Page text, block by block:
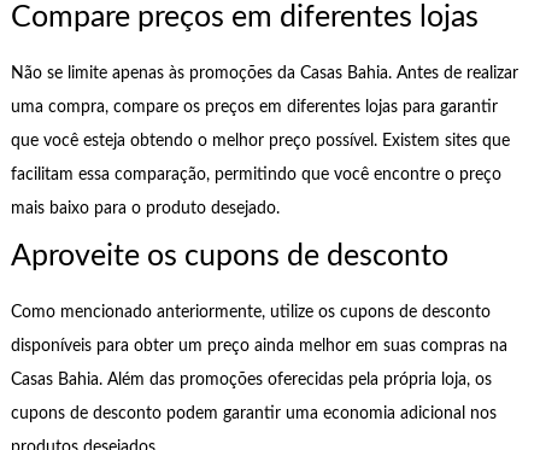
Compare preços em diferentes lojas
Não se limite apenas às promoções da Casas Bahia. Antes de realizar
uma compra, compare os preços em diferentes lojas para garantir
que você esteja obtendo o melhor preço possível. Existem sites que
facilitam essa comparação, permitindo que você encontre o preço
mais baixo para o produto desejado.
Aproveite os cupons de desconto
Como mencionado anteriormente, utilize os cupons de desconto
disponíveis para obter um preço ainda melhor em suas compras na
Casas Bahia. Além das promoções oferecidas pela própria loja, os
cupons de desconto podem garantir uma economia adicional nos